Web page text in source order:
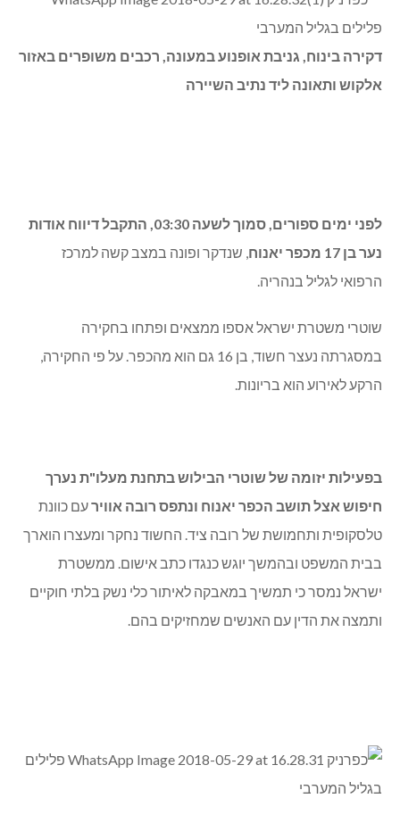
דקירה בינוח, גניבת אופנוע במעונה, רכבים משופרים באזור
אלקוש ותאונה ליד נתיב השיירה
לפני ימים ספורים, סמוך לשעה 03:30, התקבל דיווח אודות
נער בן 17 מכפר יאנוח
, שנדקר ופונה במצב קשה למרכז
הרפואי לגליל בנהריה.
שוטרי משטרת ישראל אספו ממצאים ופתחו בחקירה
במסגרתה נעצר חשוד, בן 16 גם הוא מהכפר. על פי החקירה,
הרקע לאירוע הוא בריונות.
בפעילות יזומה של שוטרי הבילוש בתחנת מעלו"ת נערך
חיפוש אצל תושב הכפר יאנוח ונתפס רובה אווירעם כוונת
טלסקופית ותחמושת של רובה ציד. החשוד נחקר ומעצרו הוארך
בבית המשפט ובהמשך יוגש כנגדו כתב אישום. ממשטרת
ישראל נמסר כי תמשיך במאבקה לאיתור כלי נשק בלתי חוקיים
ותמצה את הדין עם האנשים שמחזיקים בהם.